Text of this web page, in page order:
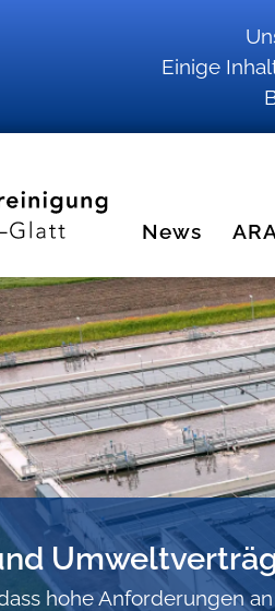
Einige
News
hohe Anforderungen